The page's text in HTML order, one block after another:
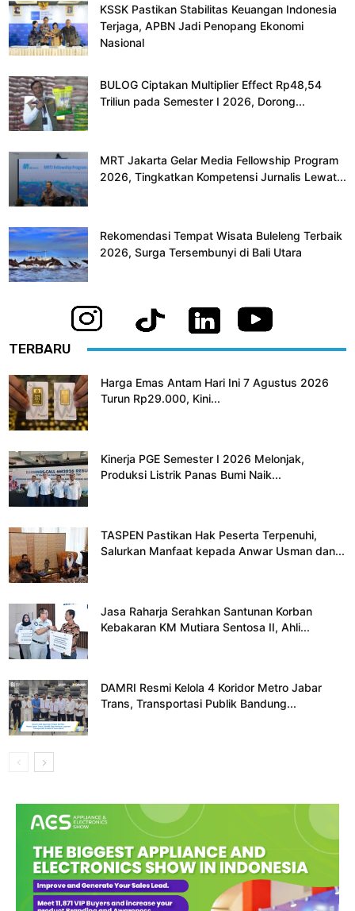
KSSK Pastikan Stabilitas Keuangan Indonesia
Terjaga, APBN Jadi Penopang Ekonomi
Nasional
BULOG Ciptakan Multiplier Effect Rp48,54
Triliun pada Semester I 2026, Dorong...
MRT Jakarta Gelar Media Fellowship Program
2026, Tingkatkan Kompetensi Jurnalis Lewat...
Rekomendasi Tempat Wisata Buleleng Terbaik
2026, Surga Tersembunyi di Bali Utara
TERBARU
Harga Emas Antam Hari Ini 7 Agustus 2026
Turun Rp29.000, Kini...
Kinerja PGE Semester I 2026 Melonjak,
Produksi Listrik Panas Bumi Naik...
TASPEN Pastikan Hak Peserta Terpenuhi,
Salurkan Manfaat kepada Anwar Usman dan...
Jasa Raharja Serahkan Santunan Korban
Kebakaran KM Mutiara Sentosa II, Ahli...
DAMRI Resmi Kelola 4 Koridor Metro Jabar
Trans, Transportasi Publik Bandung...